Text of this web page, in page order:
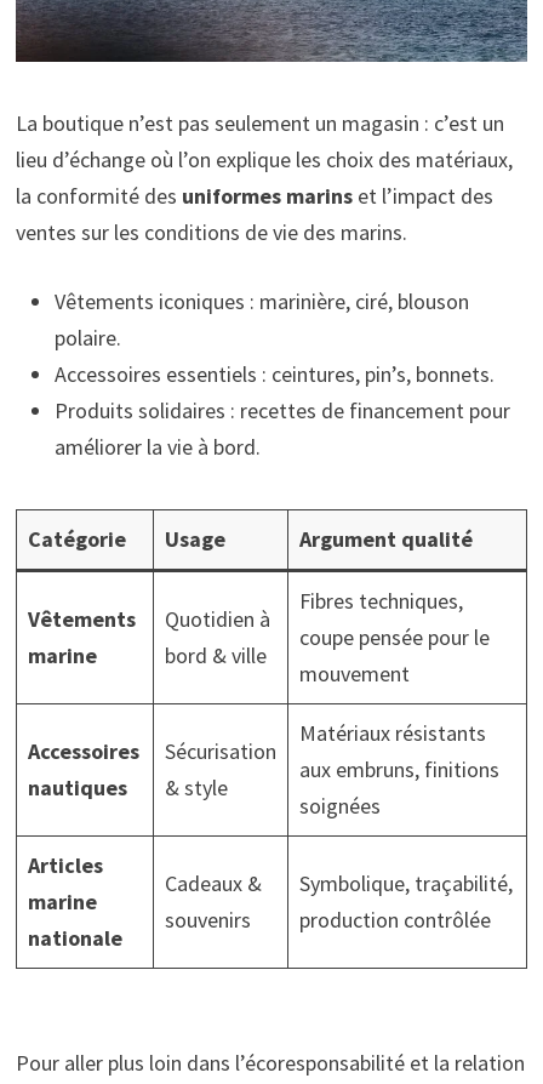
La boutique n’est pas seulement un magasin : c’est un
lieu d’échange où l’on explique les choix des matériaux,
la conformité des uniformes marinset l’impact des
ventes sur les conditions de vie des marins.
Vêtements iconiques : marinière, ciré, blouson
polaire.
Accessoires essentiels : ceintures, pin’s, bonnets.
Produits solidaires : recettes de financement pour
améliorer la vie à bord.
Catégorie Usage Argument qualité
Vêtements
marine
Quotidien à
bord & ville
Fibres techniques,
coupe pensée pour le
mouvement
Accessoires
nautiques
Sécurisation
& style
Matériaux résistants
aux embruns, finitions
soignées
Articles
marine
nationale
Cadeaux &
souvenirs
Symbolique, traçabilité,
production contrôlée
Pour aller plus loin dans l’écoresponsabilité et la relation